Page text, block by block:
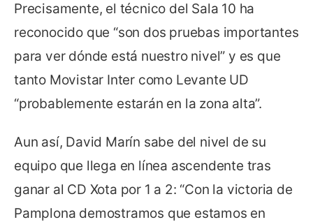
Precisamente, el técnico del Sala 10 ha
reconocido que “son dos pruebas importantes
para ver dónde está nuestro nivel” y es que
tanto Movistar Inter como Levante UD
“probablemente estarán en la zona alta”.
Aun así, David Marín sabe del nivel de su
equipo que llega en línea ascendente tras
ganar al CD Xota por 1 a 2: “Con la victoria de
Pamplona demostramos que estamos en